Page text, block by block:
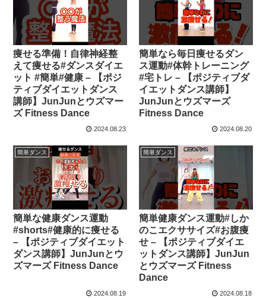
痩せる準備！自律神経整
えて痩せる#ダンスダイエ
ット #簡単#健康 – 【ポジ
ティブダイエットダンス
講師】JunJunとウズマー
ズ Fitness Dance
2024.08.23
簡単なら毎日痩せるダン
ス運動#体幹トレーニング
#宅トレ – 【ポジティブダ
イエットダンス講師】
JunJunとウズマーズ
Fitness Dance
2024.08.20
簡単ダンス
簡単な健康ダンス運動
#shorts#健康的に痩せる
– 【ポジティブダイエット
ダンス講師】JunJunとウ
ズマーズ Fitness Dance
2024.08.19
簡単ダンス
簡単健康ダンス運動#しか
のこエクササイズ#お腹痩
せ – 【ポジティブダイエ
ットダンス講師】JunJun
とウズマーズ Fitness
Dance
2024.08.18